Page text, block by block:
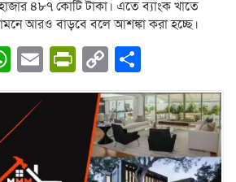
৪৮৭ কোটি টাকা। এতে ব্যাংক খাতে
আরও বাড়বে বলে আশঙ্কা করা হচ্ছে।
WhatsApp
EmailPrintFriendly
Copy
Link